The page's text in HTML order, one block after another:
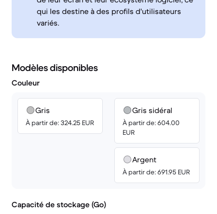
qui les destine à des profils d'utilisateurs
variés.
Modèles disponibles
Couleur
Gris
À partir de: 324.25 EUR
Gris sidéral
À partir de: 604.00
EUR
Argent
À partir de: 691.95 EUR
Capacité de stockage (Go)